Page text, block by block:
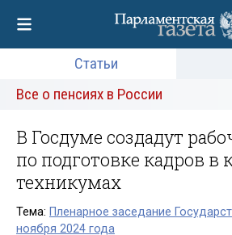
Статьи
Все о пенсиях в России
В Госдуме создадут
по подготовке кадров в
техникумах
Тема: Пленарное заседание
ноября 2024 года